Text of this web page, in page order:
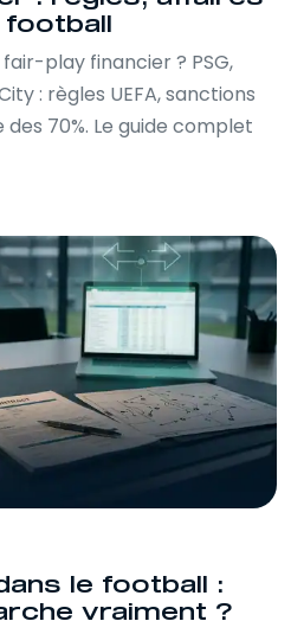
play financier ? PSG,
: règles UEFA, sanctions
70%. Le guide complet
le football :
vraiment ?